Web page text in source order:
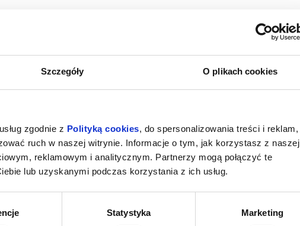
Szczegóły O plikach cookies
zgodnie z Polityką cookies, do spersonalizowania treści i reklam,
ruch w naszej witrynie. Informacje o tym, jak korzystasz z naszej
reklamowym i analitycznym. Partnerzy mogą połączyć te
lub uzyskanymi podczas korzystania z ich usług.
Statystyka Marketing
PSI PATROL I DINOZAURY
kup bilet
SPIDER-MAN: CAŁKIEM NOWY DZIEŃ
kup bilet